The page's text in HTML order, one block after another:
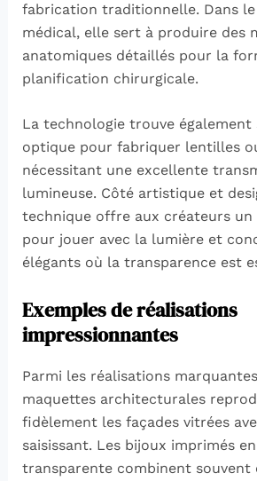
fabrication traditionnelle. Dans
médical, elle sert à produire des
anatomiques détaillés pour la
planification chirurgicale.
La technologie trouve également
optique pour fabriquer lentilles
nécessitant une excellente
lumineuse. Côté artistique et
technique offre aux créateurs un
pour jouer avec la lumière et
élégants où la transparence est
Exemples de réalisations
impressionnantes
Parmi les réalisations
maquettes architecturales
fidèlement les façades vitrées
saisissant. Les bijoux imprimés
transparente combinent souvent